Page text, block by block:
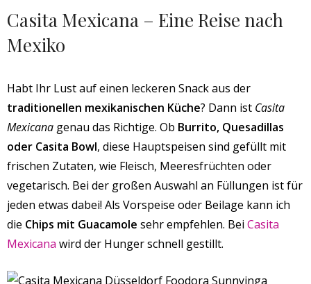
Casita Mexicana – Eine Reise nach
Mexiko
Habt Ihr Lust auf einen leckeren Snack aus der
traditionellen mexikanischen Küche? Dann ist Casita
Mexicana genau das Richtige. Ob Burrito, Quesadillas
oder Casita Bowl, diese Hauptspeisen sind gefüllt mit
frischen Zutaten, wie Fleisch, Meeresfrüchten oder
vegetarisch. Bei der großen Auswahl an Füllungen ist für
jeden etwas dabei! Als Vorspeise oder Beilage kann ich
die Chips mit Guacamole sehr empfehlen. Bei Casita
Mexicana wird der Hunger schnell gestillt.